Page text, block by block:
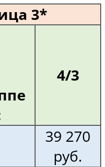
3*
4/3
39 270
руб.